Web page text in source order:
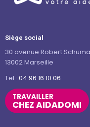
Siège social
30 avenue Robert
13002 Marseille
Tel : 04 96 16 10 06
TRAVAILLER
CHEZ AIDADOMI